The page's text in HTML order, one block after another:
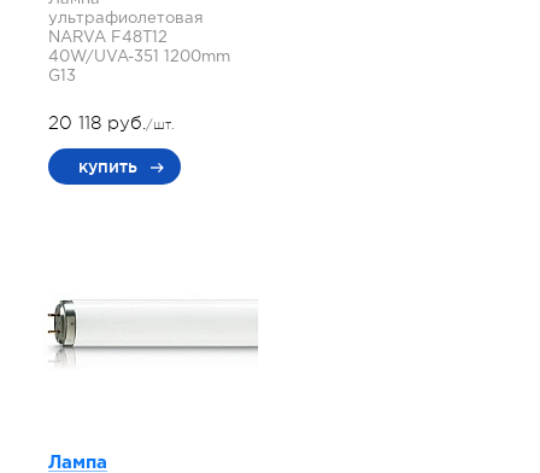
ультрафиолетовая
NARVA F48T12
40W/UVA-351 1200mm
G13
20 118 руб./шт.
купить
Лампа